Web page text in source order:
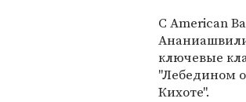
C American
ключевые
"Лебедином
Кихоте".